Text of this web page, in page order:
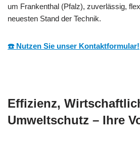
um Frankenthal (Pfalz), zuverlässig,
neuesten Stand der Technik.
☎️ Nutzen Sie unser Kontaktformular!
Effizienz,
Umweltschutz – Ihre